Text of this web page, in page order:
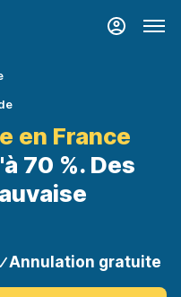
en France
70 %. Des
Annulation gratuite